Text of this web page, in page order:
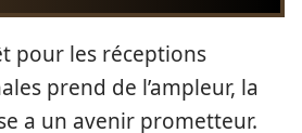
pour les réceptions
prend de l’ampleur, la
a un avenir prometteur.